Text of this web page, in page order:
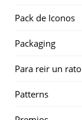
Pack de Iconos
Packaging
Para reir un rato
Patterns